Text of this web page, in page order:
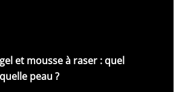
et mousse à raser : quel
peau ?